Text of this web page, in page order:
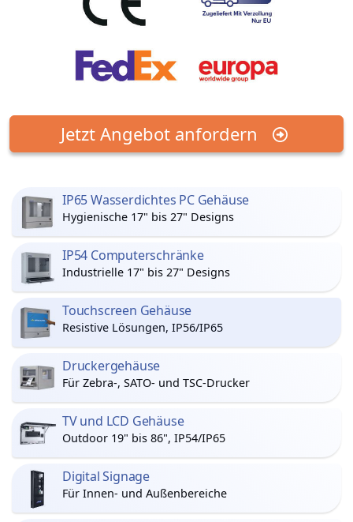
Jetzt Angebot anfordern
IP65 Wasserdichtes PC Gehäuse
Hygienische 17" bis 27" Designs
IP54 Computerschränke
Industrielle 17" bis 27" Designs
Touchscreen Gehäuse
Resistive Lösungen, IP56/IP65
Druckergehäuse
Für Zebra-, SATO- und TSC-Drucker
TV und LCD Gehäuse
Outdoor 19" bis 86", IP54/IP65
Digital Signage
Für Innen- und Außenbereiche